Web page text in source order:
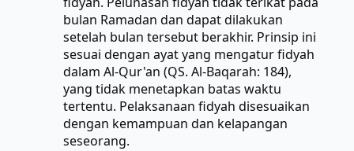
bulan Ramadan dan dapat dilakukan
setelah bulan tersebut berakhir. Prinsip ini
sesuai dengan ayat yang mengatur fidyah
dalam Al-Qur'an (QS. Al-Baqarah: 184),
yang tidak menetapkan batas waktu
tertentu. Pelaksanaan fidyah disesuaikan
dengan kemampuan dan kelapangan
seseorang.